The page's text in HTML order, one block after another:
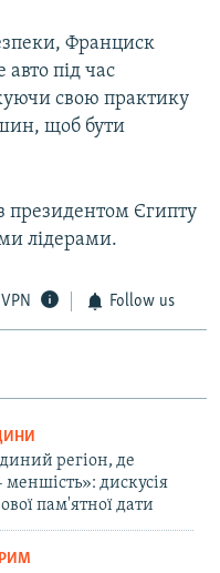
Франциск
під час
свою практику
щоб бути
президентом Єгипту
лідерами.
Follow us
регіон, де
меншість»: дискусія
пам'ятної дати